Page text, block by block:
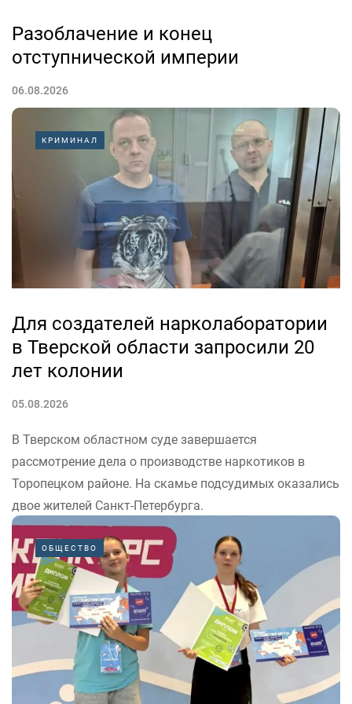
Разоблачение и конец
отступнической империи
06.08.2026
Кант, Путин… Человек не средство, а высшая цель!
Что является моральным, легальным и приемлемым в
отношениях между людьми и в отношениях человека
со Вселенной?
Если как основополагающую духовно-нравственную
КРИМИНАЛ
Для создателей нарколаборатории
в Тверской области запросили 20
лет колонии
05.08.2026
В Тверском областном суде завершается
рассмотрение дела о производстве наркотиков в
Торопецком районе. На скамье подсудимых оказались
двое жителей Санкт-Петербурга.
«Заместитель прокурора Тверской области Александр
Бодягин потребовал до 20 лет колонии для участников
организованной группы, производивших наркотики в
подпольной нарколаборатории»,...
ОБЩЕСТВО